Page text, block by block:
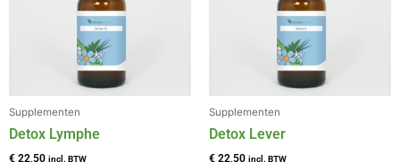
Supplementen
Detox Lymphe
€ 22,50 incl. BTW
Supplementen
Detox Lever
€ 22,50 incl. BTW